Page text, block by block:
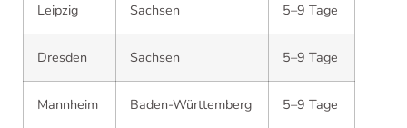
Leipzig Sachsen 5–9 Tage
Dresden Sachsen 5–9 Tage
Mannheim Baden-Württemberg 5–9 Tage